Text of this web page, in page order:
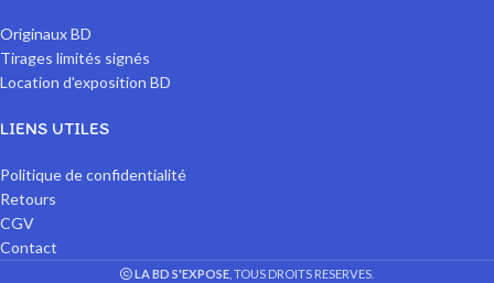
Originaux BD
Tirages limités signés
Location d'exposition BD
LIENS UTILES
Politique de confidentialité
Retours
CGV
Contact
LA BD S'EXPOSE , TOUS DROITS RESERVES.